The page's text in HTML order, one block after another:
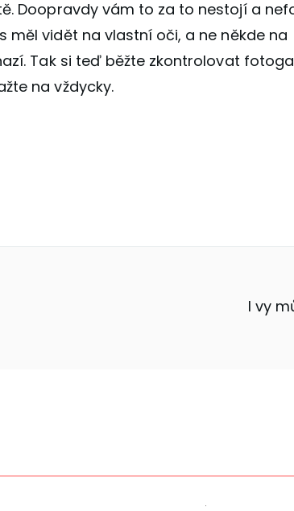
Doopravdy vám to za to nestojí a
měl vidět na vlastní oči, a ne někde na
Tak si teď běžte zkontrolovat
na vždycky.
I vy